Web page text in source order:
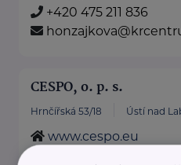
+420 475 211 836
CESPO, o. p. s.
Hrnčířská 53/18 Ústí nad
www.cespo.eu